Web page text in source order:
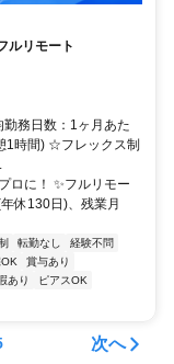
ルリモート
務日数：1ヶ月あた
1時間) ☆フレックス制
ロに！ ✨フルリモー
休130日)、残業月
転勤なし
経験不問
賞与あり
あり
ピアスOK
次へ